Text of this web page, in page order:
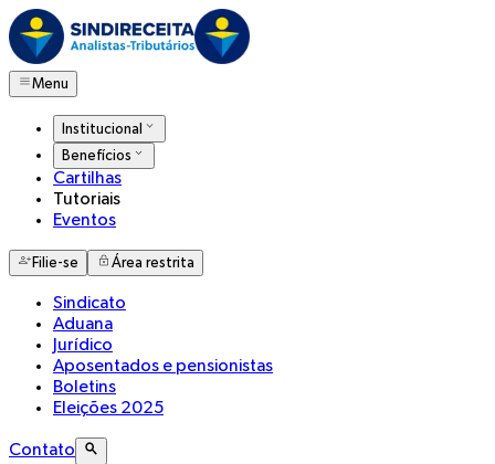
Menu
Institucional
Benefícios
Cartilhas
Tutoriais
Eventos
Filie-se Área restrita
Sindicato
Aduana
Jurídico
Aposentados e pensionistas
Boletins
Eleições 2025
Contato